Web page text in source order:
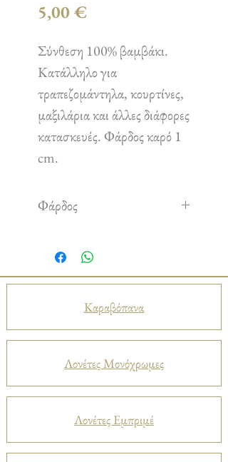
5,00 €
Σύνθεση 100% βαμβάκι.
Κατάλληλο για
τραπεζομάντηλα, κουρτίνες,
μαξιλάρια και άλλες διάφορες
κατασκευές. Φάρδος καρό 1
cm.
Φάρδος
Καραβόπανα
Λονέτες Μονόχρωμες
Λονέτες Εμπριμέ